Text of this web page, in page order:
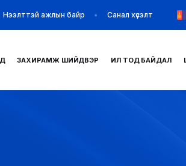
Нээлттэй ажлын байр Санал хүсэлт
ЗАХИРАМЖ ШИЙДВЭР ИЛ ТОД БАЙДАЛ